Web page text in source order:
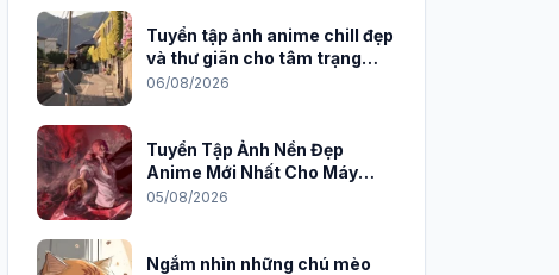
Tuyển tập ảnh anime chill đẹp
và thư giãn cho tâm trạng
2026
06/08/2026
Tuyển Tập Ảnh Nền Đẹp
Anime Mới Nhất Cho Máy
Tính 2026
05/08/2026
Ngắm nhìn những chú mèo